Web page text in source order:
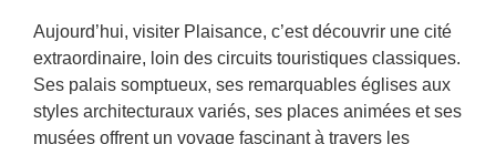
Aujourd’hui, visiter Plaisance, c’est découvrir une cité
extraordinaire, loin des circuits touristiques classiques.
Ses palais somptueux, ses remarquables églises aux
styles architecturaux variés, ses places animées et ses
musées offrent un voyage fascinant à travers les